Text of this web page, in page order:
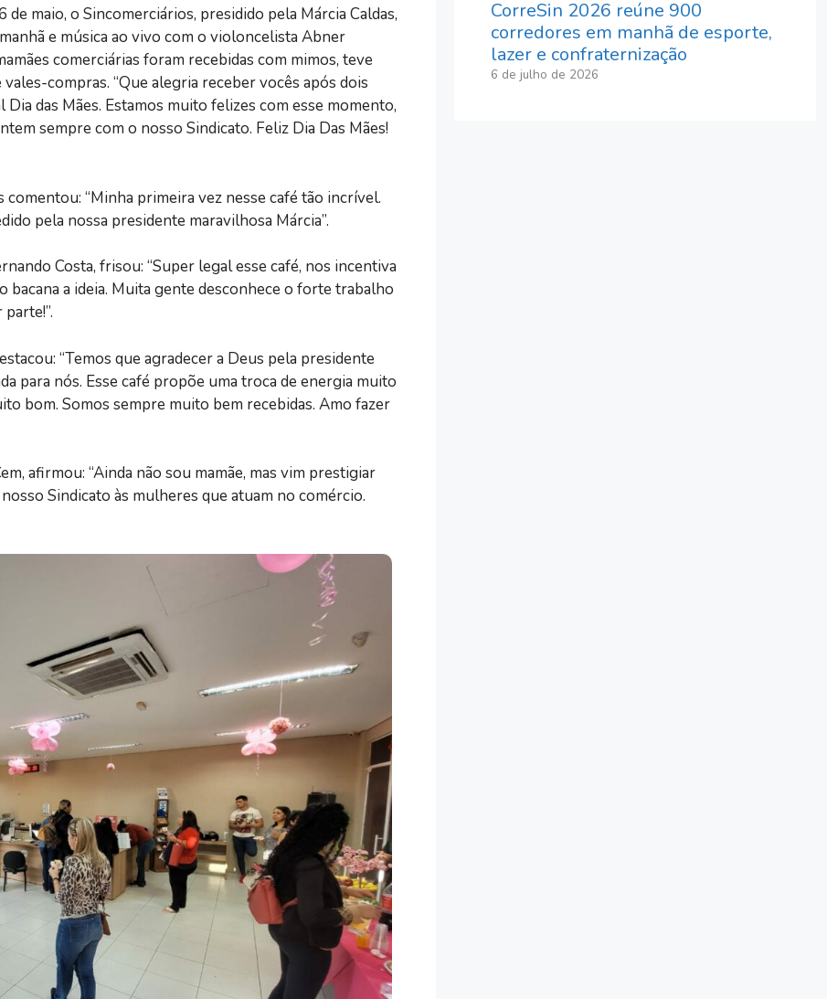
maio, o Sincomerciários, presidido pela Márcia Caldas,
e música ao vivo com o violoncelista Abner
comerciárias foram recebidas com mimos, teve
compras. “Que alegria receber vocês após dois
das Mães. Estamos muito felizes com esse momento,
sempre com o nosso Sindicato. Feliz Dia Das Mães!
“Minha primeira vez nesse café tão incrível.
pela nossa presidente maravilhosa Márcia”.
Costa, frisou: “Super legal esse café, nos incentiva
a ideia. Muita gente desconhece o forte trabalho
“Temos que agradecer a Deus pela presidente
para nós. Esse café propõe uma troca de energia muito
bom. Somos sempre muito bem recebidas. Amo fazer
afirmou: “Ainda não sou mamãe, mas vim prestigiar
Sindicato às mulheres que atuam no comércio.
CorreSin 2026 reúne 900
corredores em manhã de esporte,
lazer e confraternização
6 de julho de 2026